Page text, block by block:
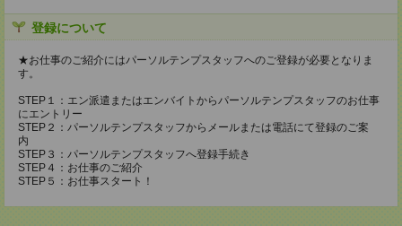
登録について
★お仕事のご紹介にはパーソルテンプスタッフへのご登録が必要となりま
す。
STEP１：エン派遣またはエンバイトからパーソルテンプスタッフのお仕事
にエントリー
STEP２：パーソルテンプスタッフからメールまたは電話にて登録のご案
内
STEP３：パーソルテンプスタッフへ登録手続き
STEP４：お仕事のご紹介
STEP５：お仕事スタート！